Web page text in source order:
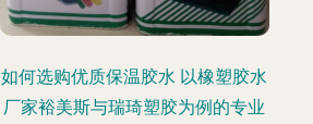
如何选购优质保温胶水 以橡塑胶水
厂家裕美斯与瑞琦塑胶为例的专业